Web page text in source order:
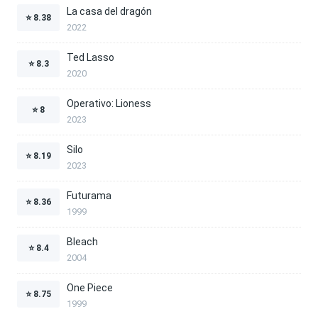
⭐ 8.38
La casa del dragón
2022
⭐ 8.3
Ted Lasso
2020
⭐ 8
Operativo: Lioness
2023
⭐ 8.19
Silo
2023
⭐ 8.36
Futurama
1999
⭐ 8.4
Bleach
2004
⭐ 8.75
One Piece
1999